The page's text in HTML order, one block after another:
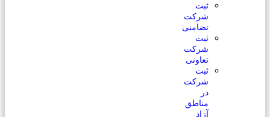
ثبت
شرکت
تضامنی
ثبت
شرکت
تعاونی
ثبت
شرکت
در
مناطق
آزاد